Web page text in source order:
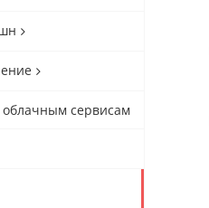
сервисам